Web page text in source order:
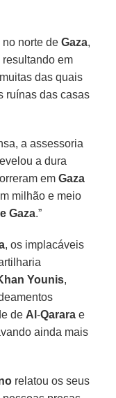
no norte deGaza,
em
das quais
ruínas das casas
a assessoria
a dura
emGaza
milhão e meio
Gaza.”
, os implacáveis ​​
Younis,
de Al-Qarara e
ainda mais
relatou os seus